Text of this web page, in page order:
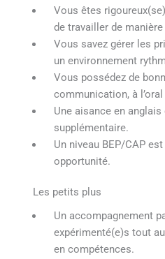
Vous êtes
de travailler de
Vous savez gérer les
un environnement
Vous possédez de
communication, à
Une aisance en
supplémentaire.
Un niveau BEP/CAP
opportunité.
Les petits plus
Un accompagnement
expérimenté(e)s tout
en compétences.